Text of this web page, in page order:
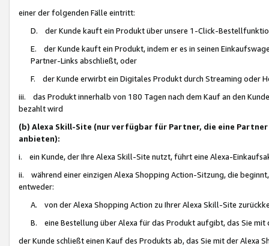
einer der folgenden Fälle eintritt:
D. der Kunde kauft ein Produkt über unsere 1-Click-
E. der Kunde kauft ein Produkt, indem er es in seinen
Partner-Links abschließt, oder
F. der Kunde erwirbt ein Digitales Produkt durch Streaming oder
iii. das Produkt innerhalb von 180 Tagen nach dem Kauf an den
bezahlt wird
(b) Alexa Skill-Site (nur verfügbar für Partner, die eine
anbieten):
i. ein Kunde, der Ihre Alexa Skill-Site nutzt, führt eine Alexa-
ii. während einer einzigen Alexa Shopping Action-Sitzung, die
entweder:
A. von der Alexa Shopping Action zu Ihrer Alexa Skill-Site
B. eine Bestellung über Alexa für das Produkt aufgibt, das Sie mit
der Kunde schließt einen Kauf des Produkts ab, das Sie mit der Alexa